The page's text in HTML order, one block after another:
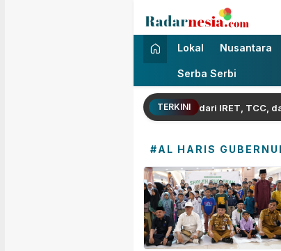
Radarnesia
Enak Dibaca
Lokal Nusantara
Serba Serbi
TERKINI
Jambi: Bentengi Generasi Jambi dari IRET, TCC, dan
#AL HARIS